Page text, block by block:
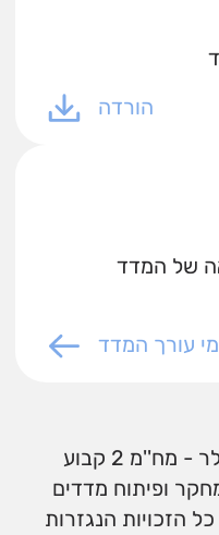
הורדה
של המדד
עורך המדד
מדד אינדקס מדינת ישראל דולר - מח''מ 2 קבוע
ופיתוח מדדים
הזכויות הנגזרות